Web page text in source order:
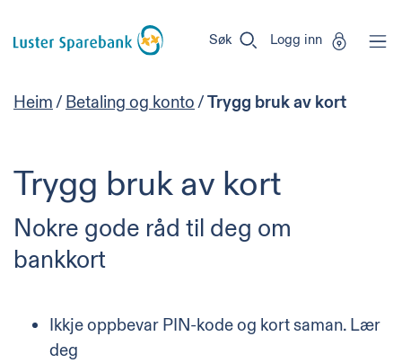
Sparebank
Søk Logg inn
Heim/ Betaling og konto/Trygg bruk av kort
Trygg bruk av kort
Nokre gode råd til deg om
bankkort
Ikkje oppbevar PIN-kode og kort saman. Lær
deg
er
Miljøfyrtårn-